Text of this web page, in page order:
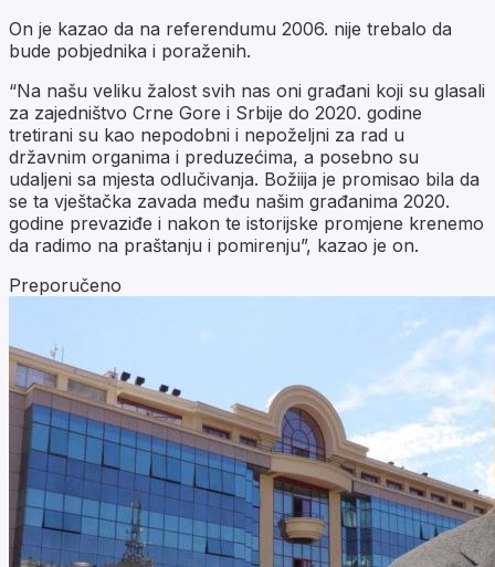
On je kazao da na referendumu 2006. nije trebalo da
bude pobjednika i poraženih.
“Na našu veliku žalost svih nas oni građani koji su glasali
za zajedništvo Crne Gore i Srbije do 2020. godine
tretirani su kao nepodobni i nepoželjni za rad u
državnim organima i preduzećima, a posebno su
udaljeni sa mjesta odlučivanja. Božiija je promisao bila da
se ta vještačka zavada među našim građanima 2020.
godine prevaziđe i nakon te istorijske promjene krenemo
da radimo na praštanju i pomirenju”, kazao je on.
Preporučeno